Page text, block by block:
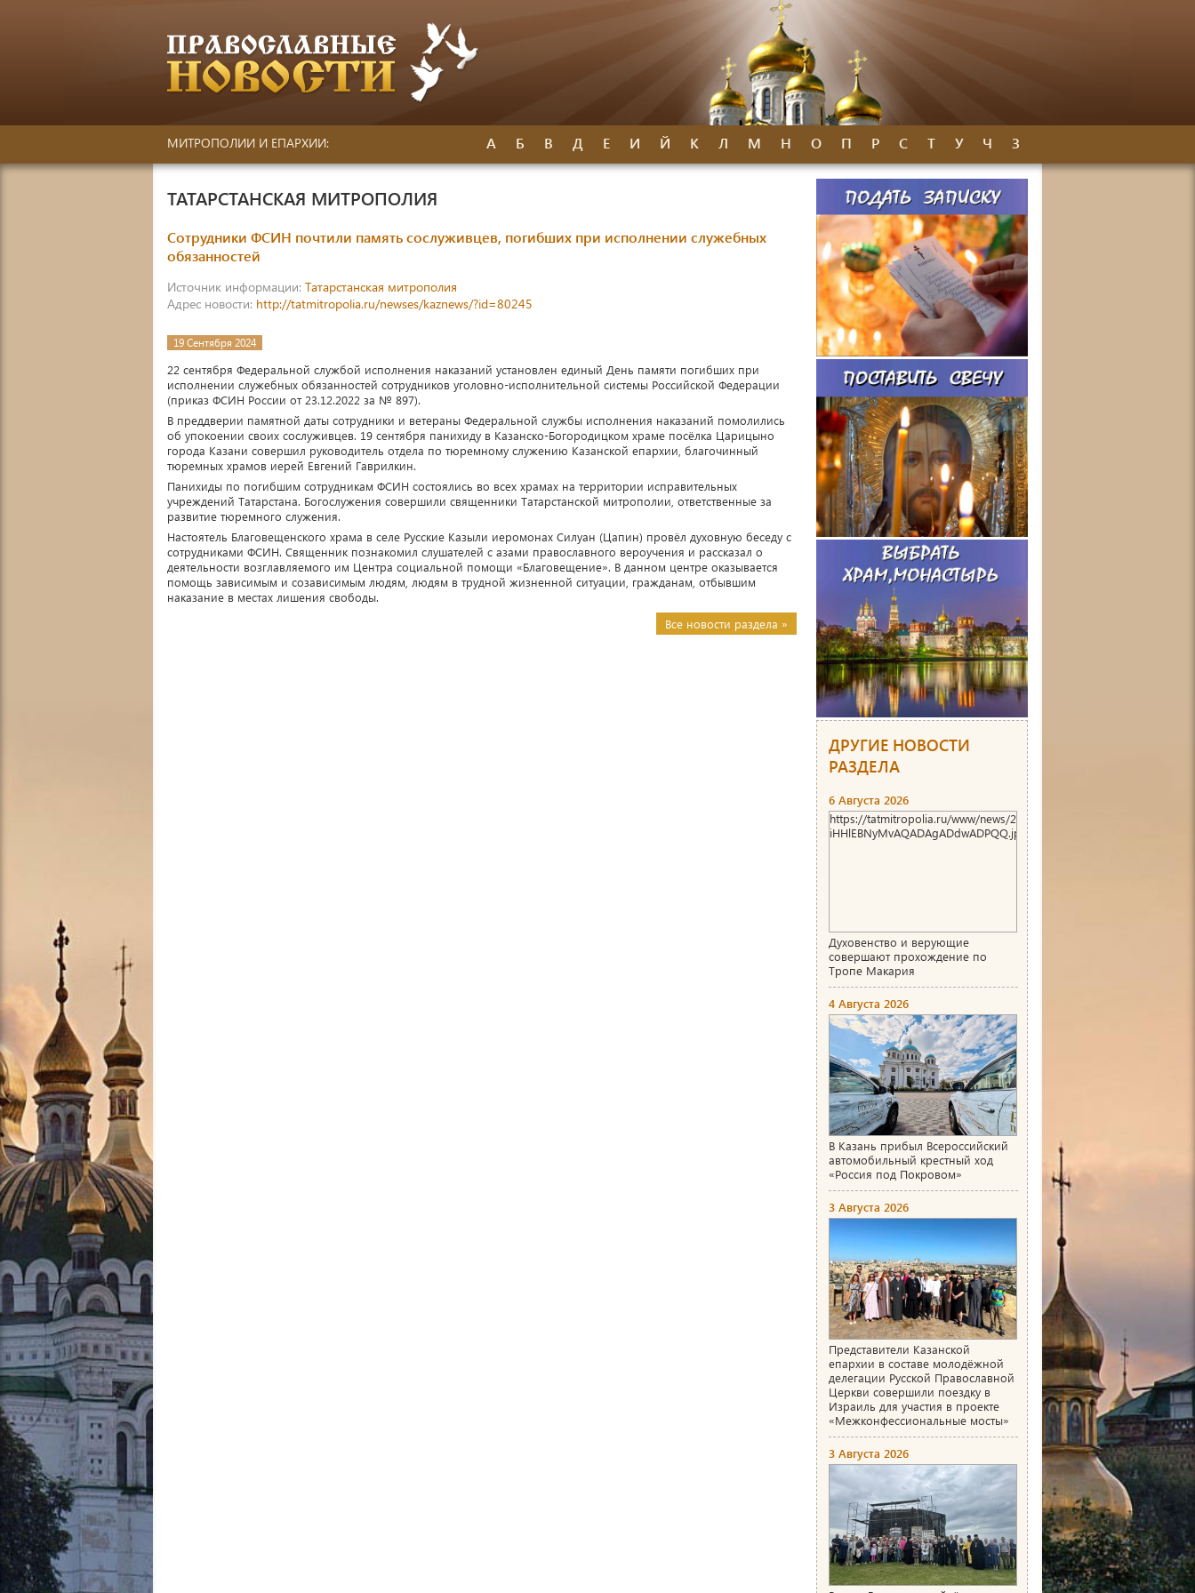
МИТРОПОЛИИ И ЕПАРХИИ: А Б В Д Е И Й К Л М Н О П Р С Т У Ч З
ТАТАРСТАНСКАЯ МИТРОПОЛИЯ
Сотрудники ФСИН почтили память сослуживцев, погибших при исполнении служебных
обязанностей
Источник информации: Татарстанская митрополия
Адрес новости: http://tatmitropolia.ru/newses/kaznews/?id=80245
19 Сентября 2024
22 сентября Федеральной службой исполнения наказаний установлен единый День памяти погибших при
исполнении служебных обязанностей сотрудников уголовно-исполнительной системы Российской Федерации
(приказ ФСИН России от 23.12.2022 за № 897).
В преддверии памятной даты сотрудники и ветераны Федеральной службы исполнения наказаний помолились
об упокоении своих сослуживцев. 19 сентября панихиду в Казанско-Богородицком храме посёлка Царицыно
города Казани совершил руководитель отдела по тюремному служению Казанской епархии, благочинный
тюремных храмов иерей Евгений Гаврилкин.
Панихиды по погибшим сотрудникам ФСИН состоялись во всех храмах на территории исправительных
учреждений Татарстана. Богослужения совершили священники Татарстанской митрополии, ответственные за
развитие тюремного служения.
Настоятель Благовещенского храма в селе Русские Казыли иеромонах Силуан (Цапин) провёл духовную беседу с
сотрудниками ФСИН. Священник познакомил слушателей с азами православного вероучения и рассказал о
деятельности возглавляемого им Центра социальной помощи «Благовещение». В данном центре оказывается
помощь зависимым и созависимым людям, людям в трудной жизненной ситуации, гражданам, отбывшим
наказание в местах лишения свободы.
Все новости раздела »
ДРУГИЕ НОВОСТИ
РАЗДЕЛА
6 Августа 2026
https://tatmitropolia.ru/www/news/2026/8/
iHHlEBNyMvAQADAgADdwADPQQ.jpg
Духовенство и верующие
совершают прохождение по
Тропе Макария
4 Августа 2026
В Казань прибыл Всероссийский
автомобильный крестный ход
«Россия под Покровом»
3 Августа 2026
Представители Казанской
епархии в составе молодёжной
делегации Русской Православной
Церкви совершили поездку в
Израиль для участия в проекте
«Межконфессиональные мосты»
3 Августа 2026